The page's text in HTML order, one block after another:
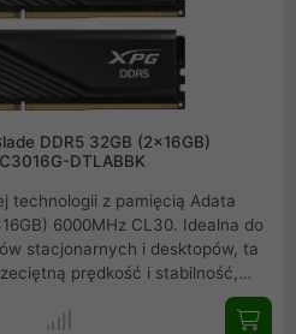
DDR5 32GB (2x16GB)
DTLABBK
technologii z pamięcią Adata
6000MHz CL30. Idealna do
stacjonarnych i desktopów, ta
prędkość i stabilność,
profesjonalistów. Zwiększ moc
pamięci DDR5 od Adata.